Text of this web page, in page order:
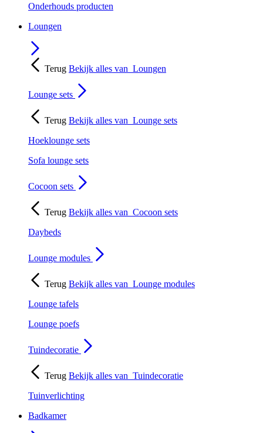
Onderhouds producten
Loungen
Terug Bekijk alles van Loungen
Lounge sets
Terug Bekijk alles van Lounge sets
Hoeklounge sets
Sofa lounge sets
Cocoon sets
Terug Bekijk alles van Cocoon sets
Daybeds
Lounge modules
Terug Bekijk alles van Lounge modules
Lounge tafels
Lounge poefs
Tuindecoratie
Terug Bekijk alles van Tuindecoratie
Tuinverlichting
Badkamer